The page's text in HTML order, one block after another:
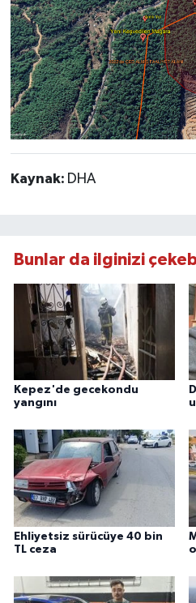
Kaynak: DHA
Bunlar da ilginizi
Kepez'de gecekondu
yangını
Ehliyetsiz sürücüye 40 bin
TL ceza